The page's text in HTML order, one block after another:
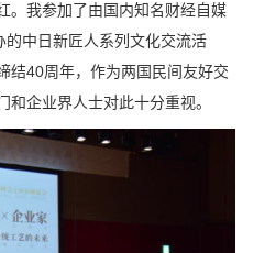
。我参加了由国内知名财经自媒
的中日新匠人系列文化交流活
结40周年，作为两国民间友好交
企业界人士对此十分重视。